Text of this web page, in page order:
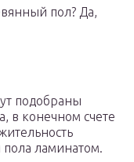
пол? Да,
подобраны
в конечном счете
ламинатом.